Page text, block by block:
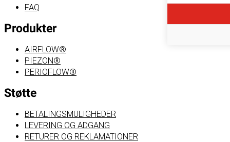
FAQ
Produkter
AIRFLOW®
PIEZON®
PERIOFLOW®
Støtte
BETALINGSMULIGHEDER
LEVERING OG ADGANG
RETURER OG REKLAMATIONER